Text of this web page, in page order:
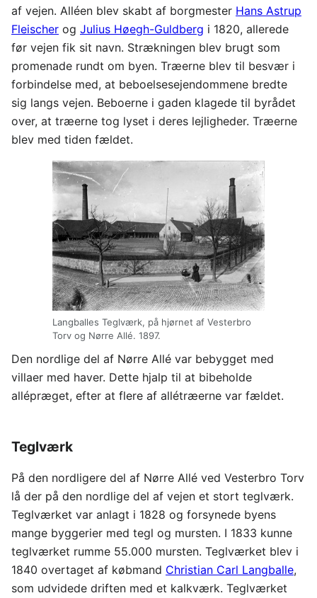
af vejen. Alléen blev skabt af borgmester Hans Astrup
Fleischer og Julius Høegh-Guldberg i 1820, allerede
før vejen fik sit navn. Strækningen blev brugt som
promenade rundt om byen. Træerne blev til besvær i
forbindelse med, at beboelsesejendommene bredte
sig langs vejen. Beboerne i gaden klagede til byrådet
over, at træerne tog lyset i deres lejligheder. Træerne
blev med tiden fældet.
Langballes Teglværk, på hjørnet af Vesterbro
Torv og Nørre Allé. 1897.
Den nordlige del af Nørre Allé var bebygget med
villaer med haver. Dette hjalp til at bibeholde
allépræget, efter at flere af allétræerne var fældet.
Teglværk
På den nordligere del af Nørre Allé ved Vesterbro Torv
lå der på den nordlige del af vejen et stort teglværk.
Teglværket var anlagt i 1828 og forsynede byens
mange byggerier med tegl og mursten. I 1833 kunne
teglværket rumme 55.000 mursten. Teglværket blev i
1840 overtaget af købmand Christian Carl Langballe,
som udvidede driften med et kalkværk. Teglværket